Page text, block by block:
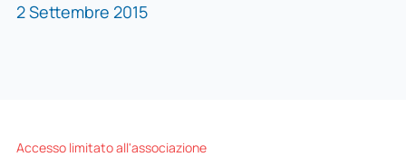
2 Settembre 2015
Accesso limitato all'associazione